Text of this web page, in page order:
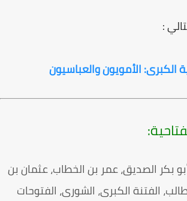
:
الأمويون والعباسيون
بكر الصديق، عمر بن الخطاب، عثمان بن
الفتنة الكبرى، الشورى، الفتوحات